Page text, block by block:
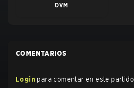
DVM
COMENTARIOS
Login para comentar en este partido